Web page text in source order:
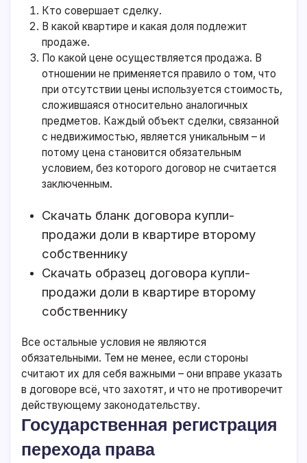
Кто совершает сделку.
В какой квартире и какая доля подлежит
продаже.
По какой цене осуществляется продажа. В
отношении не применяется правило о том, что
при отсутствии цены используется стоимость,
сложившаяся относительно аналогичных
предметов. Каждый объект сделки, связанной
с недвижимостью, является уникальным – и
потому цена становится обязательным
условием, без которого договор не считается
заключенным.
Скачать бланк договора купли-
продажи доли в квартире второму
собственнику
Скачать образец договора купли-
продажи доли в квартире второму
собственнику
Все остальные условия не являются
обязательными. Тем не менее, если стороны
считают их для себя важными – они вправе указать
в договоре всё, что захотят, и что не противоречит
действующему законодательству.
Государственная регистрация
перехода права